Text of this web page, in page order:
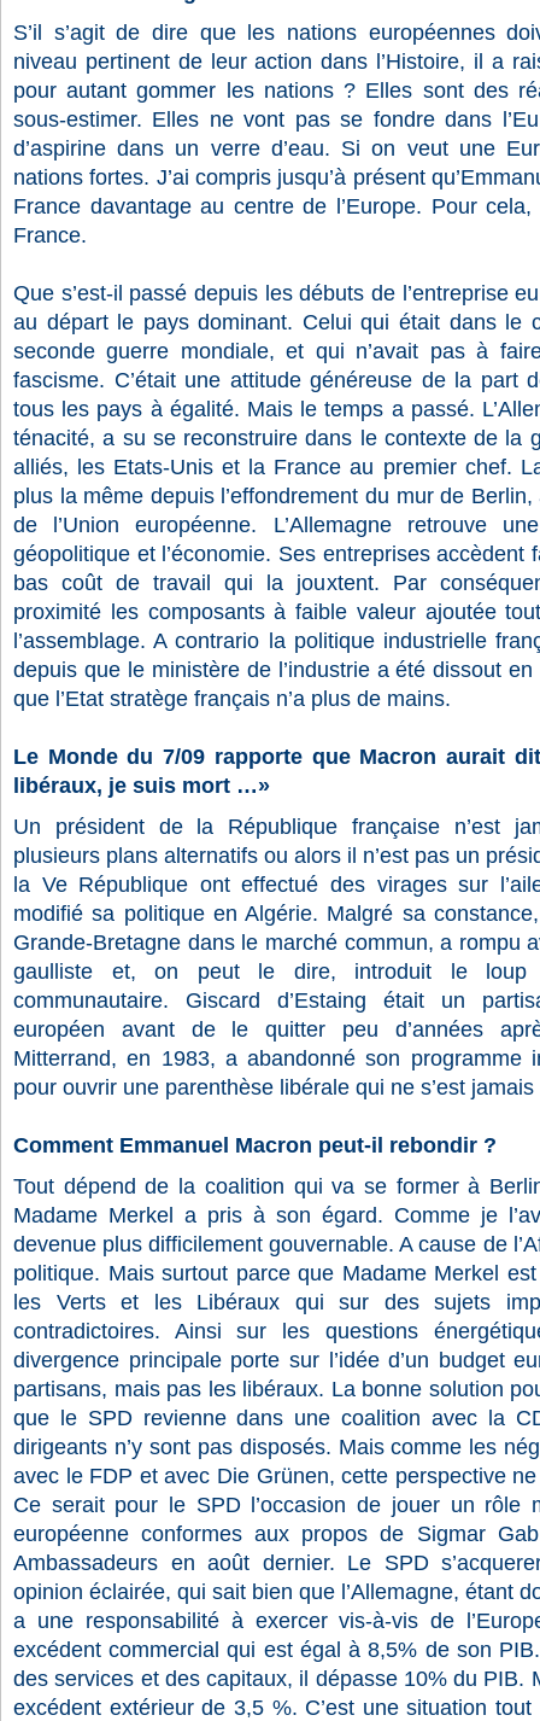
S’il s’agit de dire que les nations européennes
niveau pertinent de leur action dans l’Histoire, il a
pour autant gommer les nations ? Elles sont des
sous-estimer. Elles ne vont pas se fondre dans
d’aspirine dans un verre d’eau. Si on veut une
nations fortes. J’ai compris jusqu’à présent
France davantage au centre de l’Europe. Pour
France.
Que s’est-il passé depuis les débuts de l’entreprise
au départ le pays dominant. Celui qui était dans le
seconde guerre mondiale, et qui n’avait pas à
fascisme. C’était une attitude généreuse de la part
tous les pays à égalité. Mais le temps a passé.
ténacité, a su se reconstruire dans le contexte de la
alliés, les Etats-Unis et la France au premier chef.
plus la même depuis l’effondrement du mur de Berlin,
de l’Union européenne. L’Allemagne retrouve
géopolitique et l’économie. Ses entreprises accèdent
bas coût de travail qui la jouxtent. Par
proximité les composants à faible valeur ajoutée
l’assemblage. A contrario la politique industrielle
depuis que le ministère de l’industrie a été dissout
que l’Etat stratège français n’a plus de mains.
Le Monde du 7/09 rapporte que Macron aurait
libéraux, je suis mort …»
Un président de la République française n’est
plusieurs plans alternatifs ou alors il n’est pas un
la Ve République ont effectué des virages sur
modifié sa politique en Algérie. Malgré sa
Grande-Bretagne dans le marché commun, a rompu
gaulliste et, on peut le dire, introduit le loup
communautaire. Giscard d’Estaing était un
européen avant de le quitter peu d’années
Mitterrand, en 1983, a abandonné son programme
pour ouvrir une parenthèse libérale qui ne s’est
Comment Emmanuel Macron peut-il rebondir ?
Tout dépend de la coalition qui va se former à
Madame Merkel a pris à son égard. Comme je
devenue plus difficilement gouvernable. A cause de
politique. Mais surtout parce que Madame Merkel
les Verts et les Libéraux qui sur des sujets
contradictoires. Ainsi sur les questions
divergence principale porte sur l’idée d’un budget
partisans, mais pas les libéraux. La bonne solution
que le SPD revienne dans une coalition avec la
dirigeants n’y sont pas disposés. Mais comme les
avec le FDP et avec Die Grünen, cette perspective
Ce serait pour le SPD l’occasion de jouer un rôle
européenne conformes aux propos de Sigmar
Ambassadeurs en août dernier. Le SPD
opinion éclairée, qui sait bien que l’Allemagne, étant
a une responsabilité à exercer vis-à-vis de
excédent commercial qui est égal à 8,5% de son
des services et des capitaux, il dépasse 10% du PIB.
excédent extérieur de 3,5 %. C’est une situation